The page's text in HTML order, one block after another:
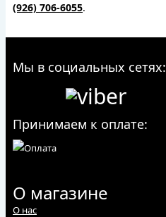
(926) 706-6055.
Мы в социальных сетях:
Принимаем к оплате:
О магазине
О нас